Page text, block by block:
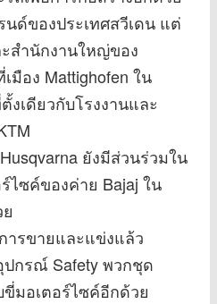
ด์ของประเทศสวีเดน แต่
สำนักงานใหญ่ของ
มือง Mattighofen ใน
งเดียวกับโรงงานและ
ยังมีส่วนร่วมใน
ไซค์ของค่าย Bajaj ใน
ารขายและแข่งแล้ว
ปกรณ์ Safety พวกชุด
มอเตอร์ไซค์อีกด้วย